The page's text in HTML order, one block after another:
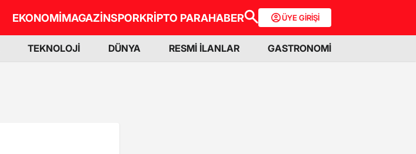
EKONOMİMAGAZİNSPORKRİPTO PARAHABER ÜYE GİRİŞİ
TEKNOLOJİ DÜNYA RESMİ İLANLAR GASTRONOMİ